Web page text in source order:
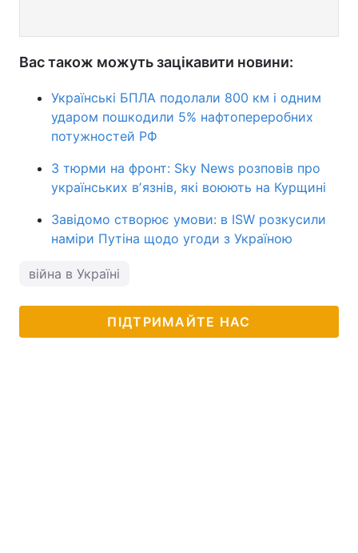
Вас також можуть зацікавити новини:
Українські БПЛА подолали 800 км і одним
ударом пошкодили 5% нафтопереробних
потужностей РФ
З тюрми на фронт: Sky News розповів про
українських вʼязнів, які воюють на Курщині
Завідомо створює умови: в ISW розкусили
наміри Путіна щодо угоди з Україною
війна в Україні
ПІДТРИМАЙТЕ НАС